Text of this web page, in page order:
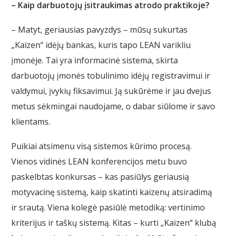
– Kaip darbuotojų įsitraukimas atrodo praktikoje?
– Matyt, geriausias pavyzdys – mūsų sukurtas
„Kaizen“ idėjų bankas, kuris tapo LEAN varikliu
įmonėje. Tai yra informacinė sistema, skirta
darbuotojų įmonės tobulinimo idėjų registravimui ir
valdymui, įvykių fiksavimui. Ją sukūrėme ir jau dvejus
metus sėkmingai naudojame, o dabar siūlome ir savo
klientams.
Puikiai atsimenu visą sistemos kūrimo procesą.
Vienos vidinės LEAN konferencijos metu buvo
paskelbtas konkursas – kas pasiūlys geriausią
motyvacinę sistemą, kaip skatinti kaizenų atsiradimą
ir srautą. Viena kolegė pasiūlė metodiką: vertinimo
kriterijus ir taškų sistemą. Kitas – kurti „Kaizen“ klubą